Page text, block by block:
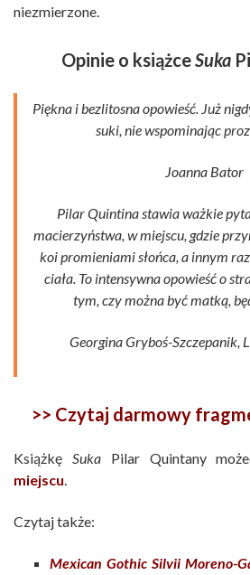
niezmierzone.
Opinie o książceSuka
Piękna i bezlitosna opowieść. Już
suki, nie wspominając
Joanna Bator
Pilar Quintina stawia ważkie
macierzyństwa, w miejscu, gdzie
koi promieniami słońca, a innym
ciała. To intensywna opowieść o
tym, czy można być matką,
Georgina Gryboś-Szczepanik,
>> Czytaj darmowy
Książkę SukaPilar Quintany
miejscu.
Czytaj także:
Mexican Gothic Silvii Moreno-